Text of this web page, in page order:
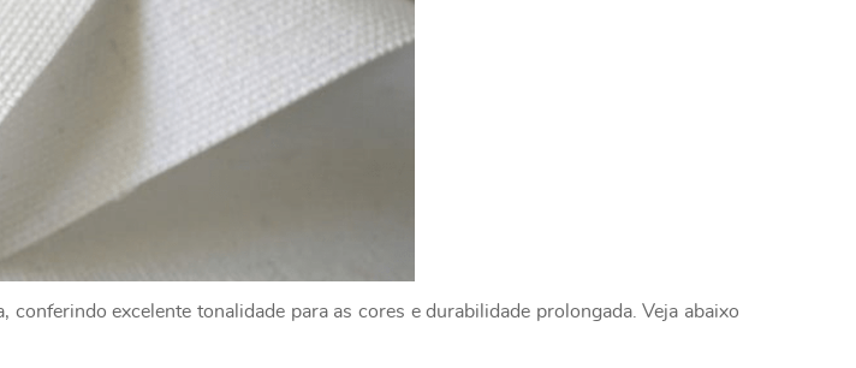
excelente tonalidade para as cores e durabilidade prolongada. Veja abaixo